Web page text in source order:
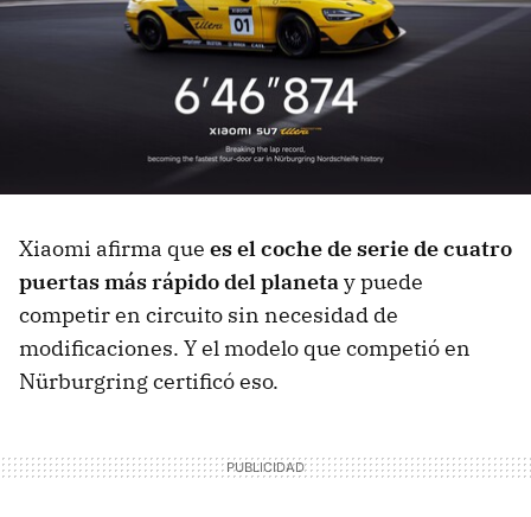
Xiaomi afirma que es el coche de serie de cuatro
puertas más rápido del planetay puede
competir en circuito sin necesidad de
modificaciones. Y el modelo que competió en
Nürburgring certificó eso.